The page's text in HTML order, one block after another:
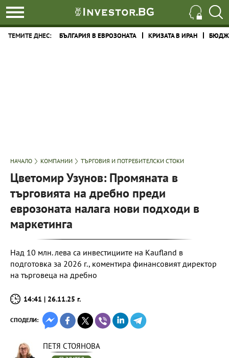
ТЕМИТЕ ДНЕС: БЪЛГАРИЯ В ЕВРОЗОНАТА КРИЗАТА В ИРАН
НАЧАЛО КОМПАНИИ ТЪРГОВИЯ И ПОТРЕБИТЕЛСКИ СТОКИ
Цветомир Узунов: Промяната в
търговията на дребно преди
еврозоната налага нови подходи в
маркетинга
Над 10 млн. лева са инвестициите на Kaufland в
подготовка за 2026 г., коментира финансовият директор
на търговеца на дребно
14:41 | 26.11.25 г.
СПОДЕЛИ:
ПЕТЯ СТОЯНОВА